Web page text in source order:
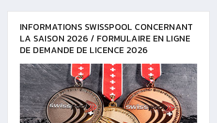
INFORMATIONS SWISSPOOL CONCERNANT
LA SAISON 2026 / FORMULAIRE EN LIGNE
DE DEMANDE DE LICENCE 2026